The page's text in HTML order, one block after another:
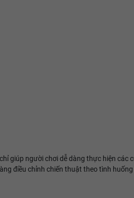
giúp người chơi dễ dàng thực hiện các
điều chỉnh chiến thuật theo tình huống